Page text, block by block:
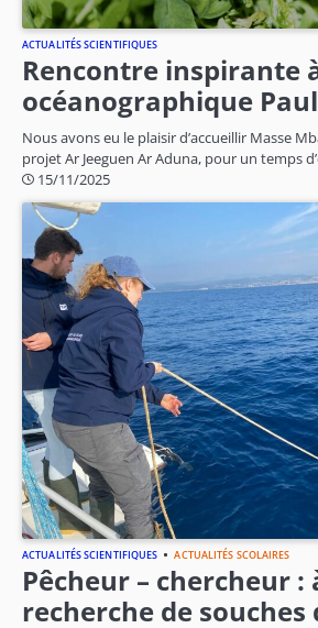
ACTUALITÉS SCIENTIFIQUES
Rencontre inspirante
océanographique
Nous avons eu le plaisir d’accueillir Masse
projet Ar Jeeguen Ar Aduna, pour un temps
15/11/2025
ACTUALITÉS SCIENTIFIQUES ACTUALITÉS SCOLAIRES
Pêcheur – chercheur :
recherche de souches